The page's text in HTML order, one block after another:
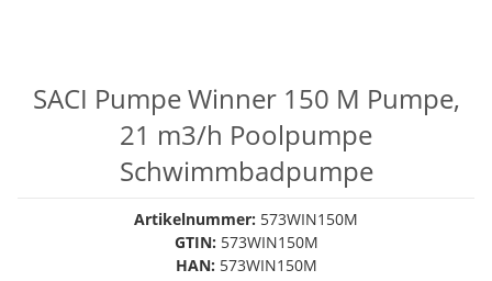
SACI Pumpe Winner 150 M Pumpe,
21 m3/h Poolpumpe
Schwimmbadpumpe
Artikelnummer: 573WIN150M
GTIN: 573WIN150M
HAN: 573WIN150M